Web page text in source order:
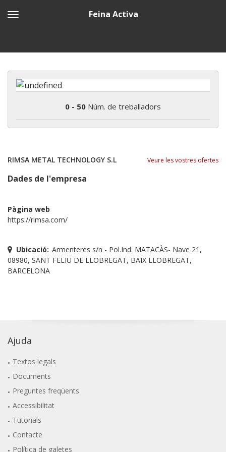
Feina Activa
0 - 50 Núm. de treballadors
RIMSA METAL TECHNOLOGY S.L Veure les vostres ofertes
Dades de l'empresa
Pàgina web
https://rimsa.com/
Ubicació: Armenteres s/n - Pol.Ind. MATACÀS- Nave 21,
08980, SANT FELIU DE LLOBREGAT, BAIX LLOBREGAT,
BARCELONA
Ajuda
Textos legals
Documents
Preguntes freqüents
Accessibilitat
Tutorials
Contacte
Política de galetes